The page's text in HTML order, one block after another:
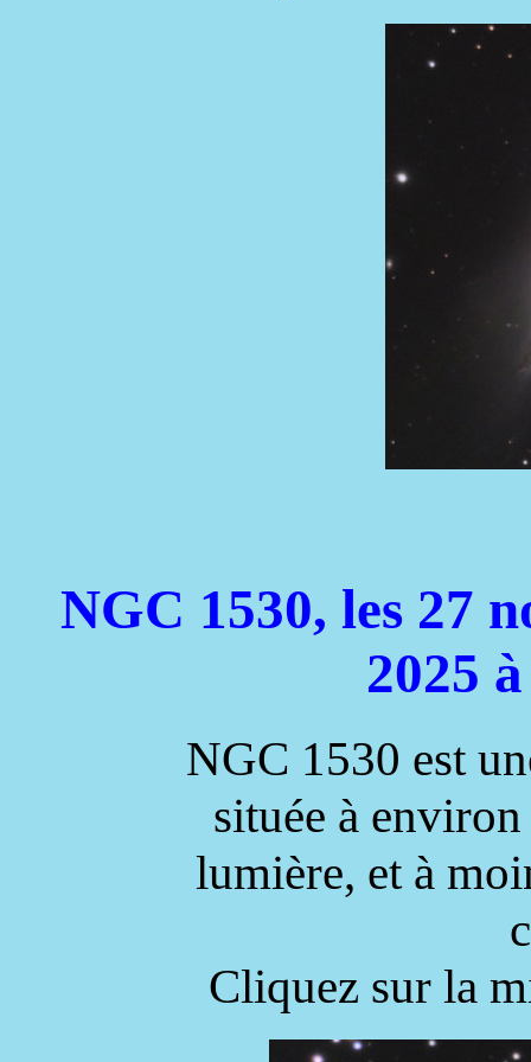
NGC 1530, les 27
2025
NGC 1530 est
située à
lumière, et à
Cliquez sur la